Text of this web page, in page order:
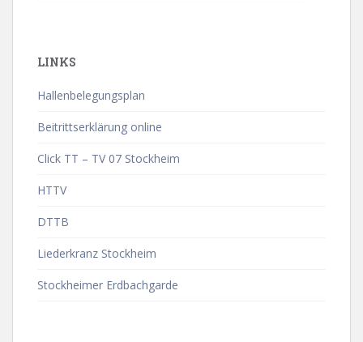
LINKS
Hallenbelegungsplan
Beitrittserklärung online
Click TT – TV 07 Stockheim
HTTV
DTTB
Liederkranz Stockheim
Stockheimer Erdbachgarde